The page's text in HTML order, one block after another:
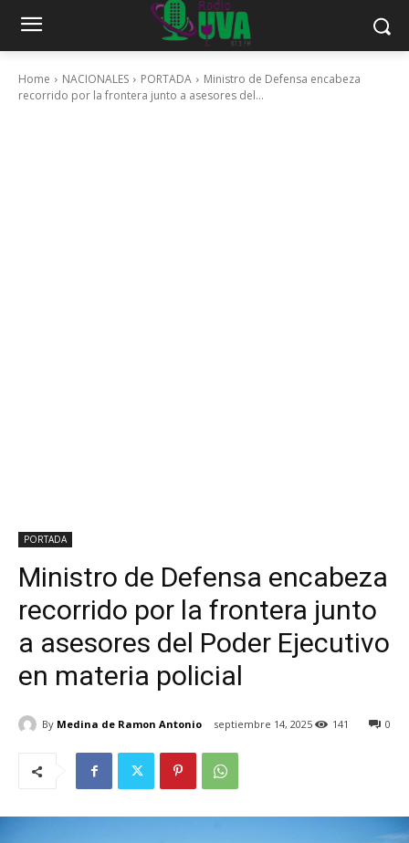
Home NACIONALES PORTADA
Ministro de Defensa encabeza
recorrido por la frontera junto a asesores del...
PORTADA
Ministro de Defensa encabeza
recorrido por la frontera junto
a asesores del Poder Ejecutivo
en materia policial
By Medina de Ramon Antonio septiembre 14, 2025 0
141